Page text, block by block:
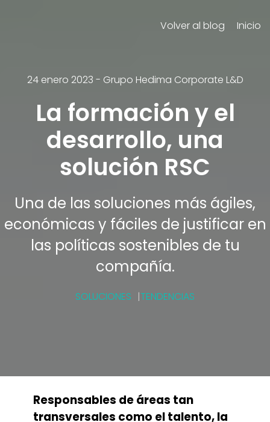
Volver al blog Inicio
24 enero 2023 - Grupo Hedima Corporate L&D
La formación y el
desarrollo, una
solución RSC
Una de las soluciones más ágiles,
económicas y fáciles de justificar en
las políticas sostenibles de tu
compañía.
SOLUCIONES TENDENCIAS
Responsables de áreas tan
transversales como el talento, la